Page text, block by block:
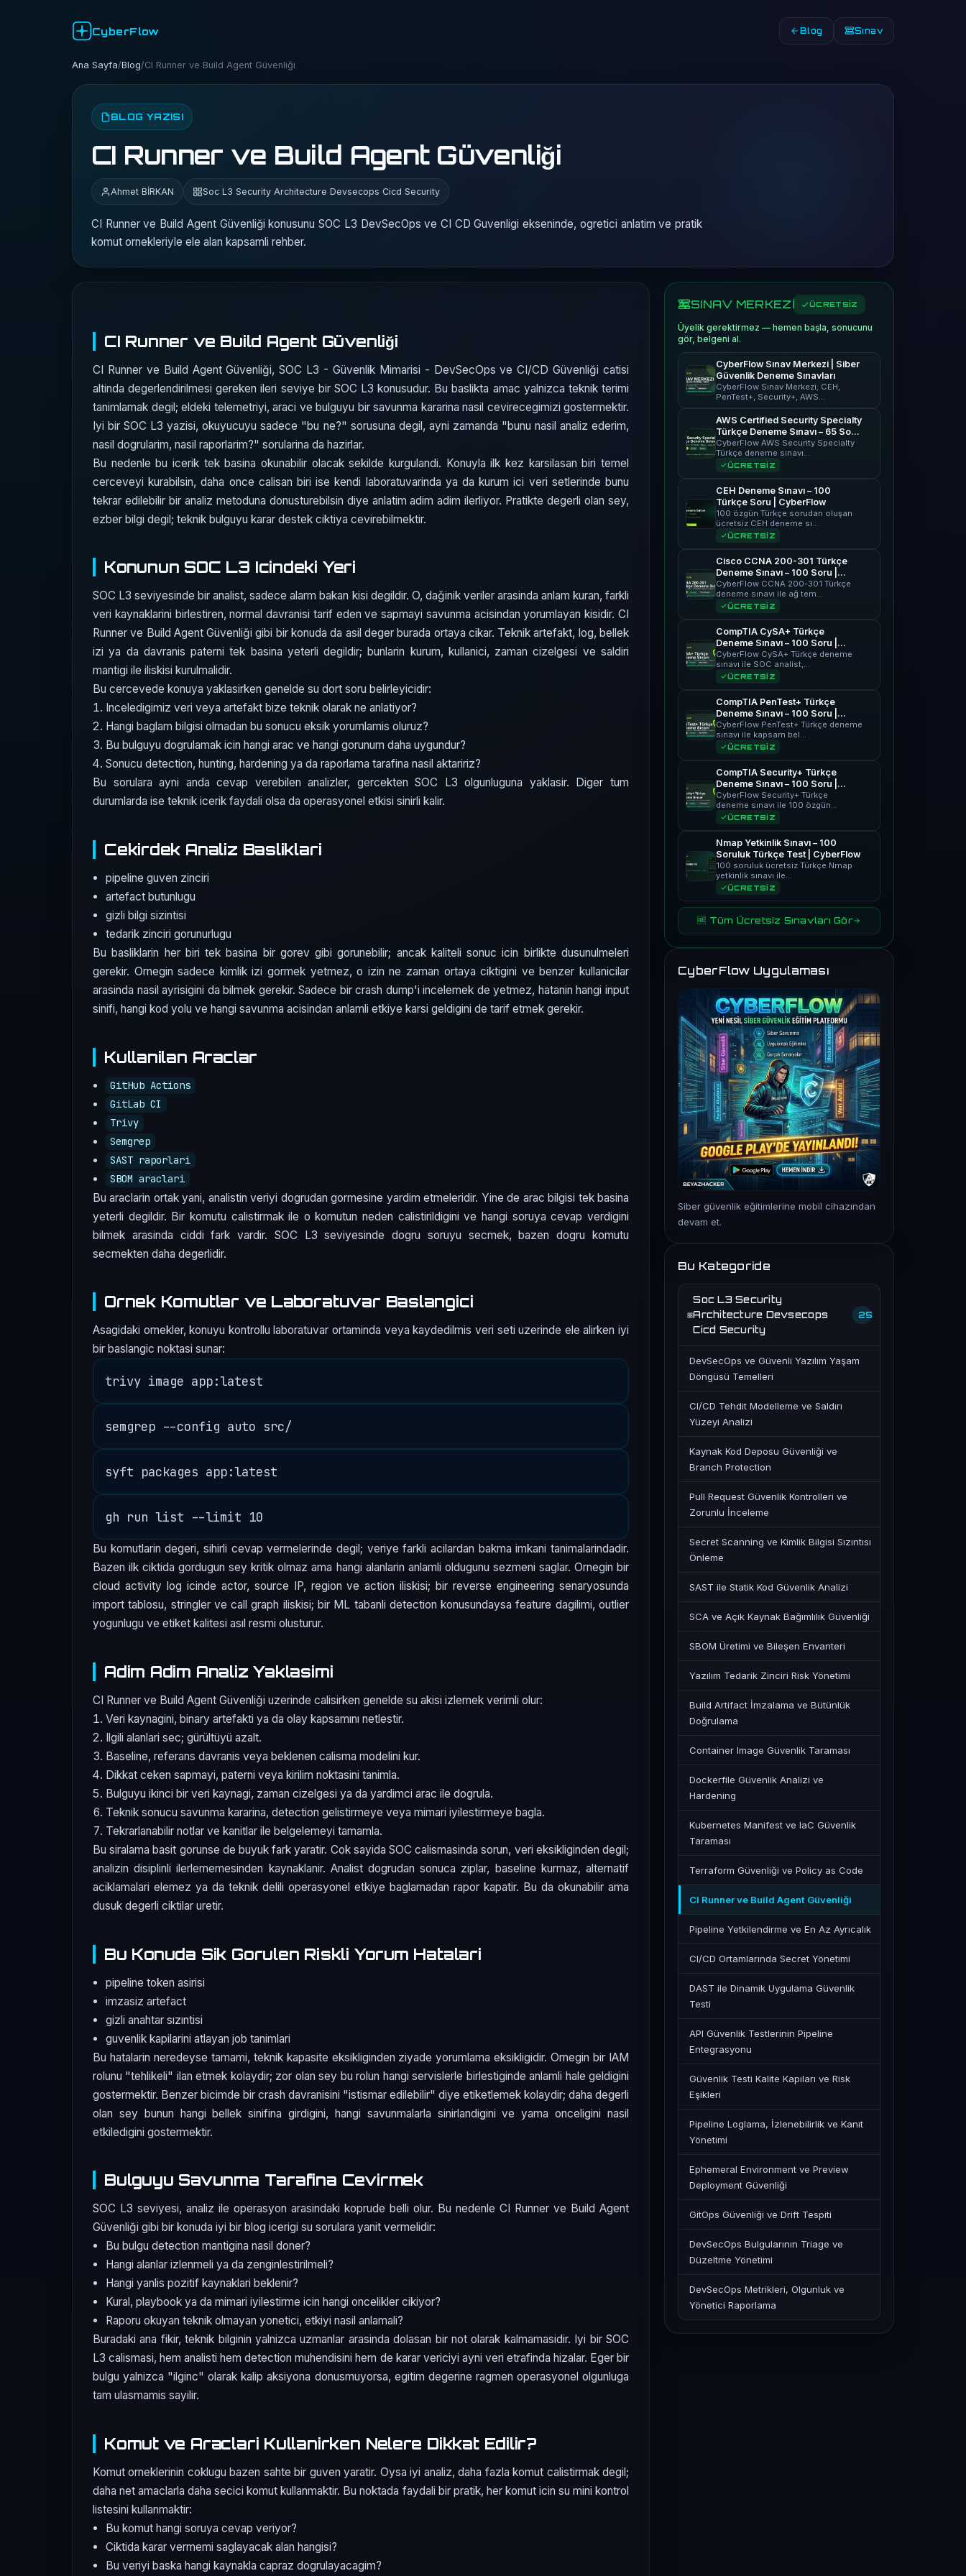
CyberFlow Blog Sınav
Ana Sayfa/Blog/CI Runner ve Build Agent Güvenliği
BLOG YAZISI
CI Runner ve Build Agent Güvenliği
Ahmet BİRKAN Soc L3 Security Architecture Devsecops Cicd Security
CI Runner ve Build Agent Güvenliği konusunu SOC L3 DevSecOps ve CI CD Guvenligi ekseninde, ogretici anlatim ve pratik
komut ornekleriyle ele alan kapsamli rehber.
CI Runner ve Build Agent Güvenliği
CI Runner ve Build Agent Güvenliği, SOC L3 - Güvenlik Mimarisi - DevSecOps ve CI/CD Güvenliği catisi
altinda degerlendirilmesi gereken ileri seviye bir SOC L3 konusudur. Bu baslikta amac yalnizca teknik terimi
tanimlamak degil; eldeki telemetriyi, araci ve bulguyu bir savunma kararina nasil cevirecegimizi gostermektir.
Iyi bir SOC L3 yazisi, okuyucuyu sadece "bu ne?" sorusuna degil, ayni zamanda "bunu nasil analiz ederim,
nasil dogrularim, nasil raporlarim?" sorularina da hazirlar.
Bu nedenle bu icerik tek basina okunabilir olacak sekilde kurgulandi. Konuyla ilk kez karsilasan biri temel
cerceveyi kurabilsin, daha once calisan biri ise kendi laboratuvarinda ya da kurum ici veri setlerinde bunu
tekrar edilebilir bir analiz metoduna donusturebilsin diye anlatim adim adim ilerliyor. Pratikte degerli olan sey,
ezber bilgi degil; teknik bulguyu karar destek ciktiya cevirebilmektir.
Konunun SOC L3 Icindeki Yeri
SOC L3 seviyesinde bir analist, sadece alarm bakan kisi degildir. O, dağinik veriler arasinda anlam kuran, farkli
veri kaynaklarini birlestiren, normal davranisi tarif eden ve sapmayi savunma acisindan yorumlayan kisidir. CI
Runner ve Build Agent Güvenliği gibi bir konuda da asil deger burada ortaya cikar. Teknik artefakt, log, bellek
izi ya da davranis paterni tek basina yeterli degildir; bunlarin kurum, kullanici, zaman cizelgesi ve saldiri
mantigi ile iliskisi kurulmalidir.
Bu cercevede konuya yaklasirken genelde su dort soru belirleyicidir:
Inceledigimiz veri veya artefakt bize teknik olarak ne anlatiyor?
Hangi baglam bilgisi olmadan bu sonucu eksik yorumlamis oluruz?
Bu bulguyu dogrulamak icin hangi arac ve hangi gorunum daha uygundur?
Sonucu detection, hunting, hardening ya da raporlama tarafina nasil aktaririz?
Bu sorulara ayni anda cevap verebilen analizler, gercekten SOC L3 olgunluguna yaklasir. Diger tum
durumlarda ise teknik icerik faydali olsa da operasyonel etkisi sinirli kalir.
Cekirdek Analiz Basliklari
pipeline guven zinciri
artefact butunlugu
gizli bilgi sizintisi
tedarik zinciri gorunurlugu
Bu basliklarin her biri tek basina bir gorev gibi gorunebilir; ancak kaliteli sonuc icin birlikte dusunulmeleri
gerekir. Ornegin sadece kimlik izi gormek yetmez, o izin ne zaman ortaya ciktigini ve benzer kullanicilar
arasinda nasil ayrisigini da bilmek gerekir. Sadece bir crash dump'i incelemek de yetmez, hatanin hangi input
sinifi, hangi kod yolu ve hangi savunma acisindan anlamli etkiye karsi geldigini de tarif etmek gerekir.
Kullanilan Araclar
GitHub Actions
GitLab CI
Trivy
Semgrep
SAST raporlari
SBOM araclari
Bu araclarin ortak yani, analistin veriyi dogrudan gormesine yardim etmeleridir. Yine de arac bilgisi tek basina
yeterli degildir. Bir komutu calistirmak ile o komutun neden calistirildigini ve hangi soruya cevap verdigini
bilmek arasinda ciddi fark vardir. SOC L3 seviyesinde dogru soruyu secmek, bazen dogru komutu
secmekten daha degerlidir.
Ornek Komutlar ve Laboratuvar Baslangici
Asagidaki ornekler, konuyu kontrollu laboratuvar ortaminda veya kaydedilmis veri seti uzerinde ele alirken iyi
bir baslangic noktasi sunar:
Bu komutlarin degeri, sihirli cevap vermelerinde degil; veriye farkli acilardan bakma imkani tanimalarindadir.
Bazen ilk ciktida gordugun sey kritik olmaz ama hangi alanlarin anlamli oldugunu sezmeni saglar. Ornegin bir
cloud activity log icinde actor, source IP, region ve action iliskisi; bir reverse engineering senaryosunda
import tablosu, stringler ve call graph iliskisi; bir ML tabanli detection konusundaysa feature dagilimi, outlier
yogunlugu ve etiket kalitesi asıl resmi olusturur.
Adim Adim Analiz Yaklasimi
CI Runner ve Build Agent Güvenliği uzerinde calisirken genelde su akisi izlemek verimli olur:
Veri kaynagini, binary artefakti ya da olay kapsamını netlestir.
Ilgili alanlari sec; gürültüyü azalt.
Baseline, referans davranis veya beklenen calisma modelini kur.
Dikkat ceken sapmayi, paterni veya kirilim noktasini tanimla.
Bulguyu ikinci bir veri kaynagi, zaman cizelgesi ya da yardimci arac ile dogrula.
Teknik sonucu savunma kararina, detection gelistirmeye veya mimari iyilestirmeye bagla.
Tekrarlanabilir notlar ve kanitlar ile belgelemeyi tamamla.
Bu siralama basit gorunse de buyuk fark yaratir. Cok sayida SOC calismasinda sorun, veri eksikliginden degil;
analizin disiplinli ilerlememesinden kaynaklanir. Analist dogrudan sonuca ziplar, baseline kurmaz, alternatif
aciklamalari elemez ya da teknik delili operasyonel etkiye baglamadan rapor kapatir. Bu da okunabilir ama
dusuk degerli ciktilar uretir.
Bu Konuda Sik Gorulen Riskli Yorum Hatalari
pipeline token asirisi
imzasiz artefact
gizli anahtar sızıntisi
guvenlik kapilarini atlayan job tanimlari
Bu hatalarin neredeyse tamami, teknik kapasite eksikliginden ziyade yorumlama eksikligidir. Ornegin bir IAM
rolunu "tehlikeli" ilan etmek kolaydir; zor olan sey bu rolun hangi servislerle birlestiginde anlamli hale geldigini
gostermektir. Benzer bicimde bir crash davranisini "istismar edilebilir" diye etiketlemek kolaydir; daha degerli
olan sey bunun hangi bellek sinifina girdigini, hangi savunmalarla sinirlandigini ve yama onceligini nasil
etkiledigini gostermektir.
Bulguyu Savunma Tarafina Cevirmek
SOC L3 seviyesi, analiz ile operasyon arasindaki koprude belli olur. Bu nedenle CI Runner ve Build Agent
Güvenliği gibi bir konuda iyi bir blog icerigi su sorulara yanit vermelidir:
Bu bulgu detection mantigina nasil doner?
Hangi alanlar izlenmeli ya da zenginlestirilmeli?
Hangi yanlis pozitif kaynaklari beklenir?
Kural, playbook ya da mimari iyilestirme icin hangi oncelikler cikiyor?
Raporu okuyan teknik olmayan yonetici, etkiyi nasil anlamali?
Buradaki ana fikir, teknik bilginin yalnizca uzmanlar arasinda dolasan bir not olarak kalmamasidir. Iyi bir SOC
L3 calismasi, hem analisti hem detection muhendisini hem de karar vericiyi ayni veri etrafinda hizalar. Eger bir
bulgu yalnizca "ilginc" olarak kalip aksiyona donusmuyorsa, egitim degerine ragmen operasyonel olgunluga
tam ulasmamis sayilir.
Komut ve Araclari Kullanirken Nelere Dikkat Edilir?
Komut orneklerinin coklugu bazen sahte bir guven yaratir. Oysa iyi analiz, daha fazla komut calistirmak degil;
daha net amaclarla daha secici komut kullanmaktir. Bu noktada faydali bir pratik, her komut icin su mini kontrol
listesini kullanmaktir:
Bu komut hangi soruya cevap veriyor?
Ciktida karar vermemi saglayacak alan hangisi?
Bu veriyi baska hangi kaynakla capraz dogrulayacagim?
SINAV MERKEZİ ÜCRETSİZ
Üyelik gerektirmez — hemen başla, sonucunu
gör, belgeni al.
CyberFlow Sınav Merkezi | Siber
Güvenlik Deneme Sınavları
CyberFlow Sınav Merkezi; CEH,
PenTest+, Security+, AWS…
AWS Certified Security Specialty
Türkçe Deneme Sınavı – 65 Soru
| CyberFlow
CyberFlow AWS Security Specialty
Türkçe deneme sınavı…
ÜCRETSİZ
CEH Deneme Sınavı – 100
Türkçe Soru | CyberFlow
100 özgün Türkçe sorudan oluşan
ücretsiz CEH deneme sı…
ÜCRETSİZ
Cisco CCNA 200-301 Türkçe
Deneme Sınavı – 100 Soru |
CyberFlow
CyberFlow CCNA 200-301 Türkçe
deneme sınavı ile ağ tem…
ÜCRETSİZ
CompTIA CySA+ Türkçe
Deneme Sınavı – 100 Soru |
CyberFlow
CyberFlow CySA+ Türkçe deneme
sınavı ile SOC analist,…
ÜCRETSİZ
CompTIA PenTest+ Türkçe
Deneme Sınavı – 100 Soru |
CyberFlow
CyberFlow PenTest+ Türkçe deneme
sınavı ile kapsam bel…
ÜCRETSİZ
CompTIA Security+ Türkçe
Deneme Sınavı – 100 Soru |
CyberFlow
CyberFlow Security+ Türkçe
deneme sınavı ile 100 özgün…
ÜCRETSİZ
Nmap Yetkinlik Sınavı – 100
Soruluk Türkçe Test | CyberFlow
100 soruluk ücretsiz Türkçe Nmap
yetkinlik sınavı ile…
ÜCRETSİZ
🆓 Tüm Ücretsiz Sınavları Gör
CyberFlow Uygulaması
Siber güvenlik eğitimlerine mobil cihazından
devam et.
Bu Kategoride
Soc L3 Security
Architecture Devsecops
Cicd Security
25
DevSecOps ve Güvenli Yazılım Yaşam
Döngüsü Temelleri
CI/CD Tehdit Modelleme ve Saldırı
Yüzeyi Analizi
Kaynak Kod Deposu Güvenliği ve
Branch Protection
Pull Request Güvenlik Kontrolleri ve
Zorunlu İnceleme
Secret Scanning ve Kimlik Bilgisi Sızıntısı
Önleme
SAST ile Statik Kod Güvenlik Analizi
SCA ve Açık Kaynak Bağımlılık Güvenliği
SBOM Üretimi ve Bileşen Envanteri
Yazılım Tedarik Zinciri Risk Yönetimi
Build Artifact İmzalama ve Bütünlük
Doğrulama
Container Image Güvenlik Taraması
Dockerfile Güvenlik Analizi ve
Hardening
Kubernetes Manifest ve IaC Güvenlik
Taraması
Terraform Güvenliği ve Policy as Code
CI Runner ve Build Agent Güvenliği
Pipeline Yetkilendirme ve En Az Ayrıcalık
CI/CD Ortamlarında Secret Yönetimi
DAST ile Dinamik Uygulama Güvenlik
Testi
API Güvenlik Testlerinin Pipeline
Entegrasyonu
Güvenlik Testi Kalite Kapıları ve Risk
Eşikleri
Pipeline Loglama, İzlenebilirlik ve Kanıt
Yönetimi
Ephemeral Environment ve Preview
Deployment Güvenliği
GitOps Güvenliği ve Drift Tespiti
DevSecOps Bulgularının Triage ve
Düzeltme Yönetimi
DevSecOps Metrikleri, Olgunluk ve
Yönetici Raporlama